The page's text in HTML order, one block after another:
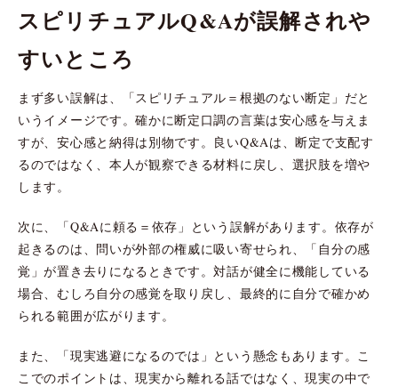
スピリチュアルQ&Aが誤解されや
すいところ
まず多い誤解は、「スピリチュアル＝根拠のない断定」だと
いうイメージです。確かに断定口調の言葉は安心感を与えま
すが、安心感と納得は別物です。良いQ&Aは、断定で支配す
るのではなく、本人が観察できる材料に戻し、選択肢を増や
します。
次に、「Q&Aに頼る＝依存」という誤解があります。依存が
起きるのは、問いが外部の権威に吸い寄せられ、「自分の感
覚」が置き去りになるときです。対話が健全に機能している
場合、むしろ自分の感覚を取り戻し、最終的に自分で確かめ
られる範囲が広がります。
また、「現実逃避になるのでは」という懸念もあります。こ
こでのポイントは、現実から離れる話ではなく、現実の中で